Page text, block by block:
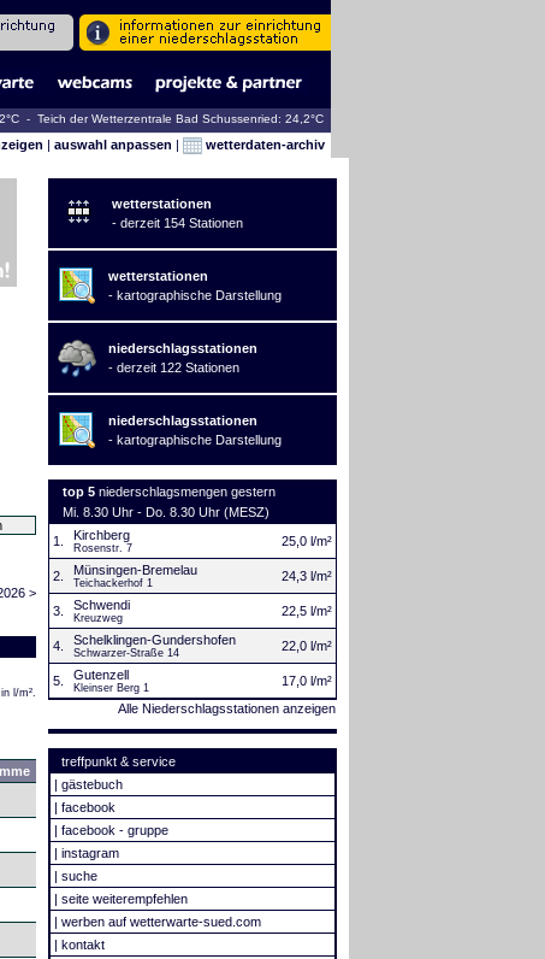
- Teich der Wetterzentrale Bad Schussenried: 24,2°C
| auswahl anpassen | wetterdaten-archiv
>
l/m².
wetterstationen
- derzeit 154 Stationen
wetterstationen
- kartographische Darstellung
niederschlagsstationen
- derzeit 122 Stationen
niederschlagsstationen
- kartographische Darstellung
top 5 niederschlagsmengen gestern
Mi. 8.30 Uhr - Do. 8.30 Uhr (MESZ)
1.
Kirchberg
Rosenstr. 7 25,0 l/m²
2. Münsingen-Bremelau
Teichackerhof 1 24,3 l/m²
3. Schwendi
Kreuzweg 22,5 l/m²
4. Schelklingen-Gundershofen
Schwarzer-Straße 14 22,0 l/m²
5. Gutenzell
Kleinser Berg 1
17,0 l/m²
Alle Niederschlagsstationen anzeigen
treffpunkt & service
| gästebuch
| facebook
| facebook - gruppe
| instagram
| suche
| seite weiterempfehlen
| werben auf wetterwarte-sued.com
| kontakt